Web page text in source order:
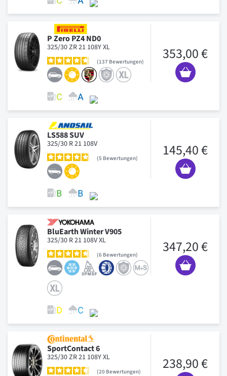
P Zero PZ4 ND0
325/30 ZR 21 108Y XL
137 Bewertungen 353,00 €
LS588 SUV
325/30 R 21 108V
5 Bewertungen 145,40 €
BluEarth Winter V905
325/30 R 21 108V XL
6 Bewertungen 347,20 €
SportContact 6
325/30 ZR 21 108Y XL
20 Bewertungen 238,90 €